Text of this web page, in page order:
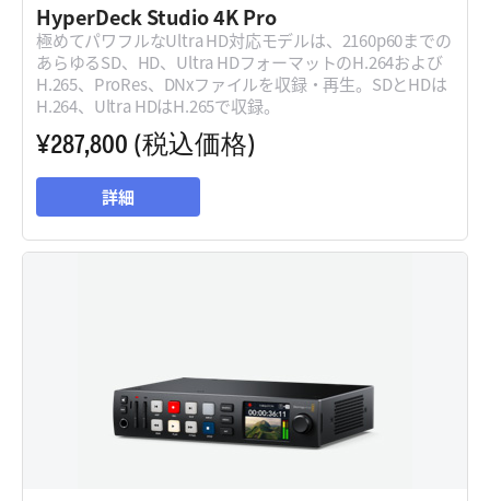
HyperDeck Studio 4K Pro
極めてパワフルなUltra HD対応モデルは、2160p60までの
あらゆるSD、HD、Ultra HDフォーマットのH.264および
H.265、ProRes、DNxファイルを収録・再生。SDとHDは
H.264、Ultra HDはH.265で収録。
¥287,800 (税込価格)
詳細